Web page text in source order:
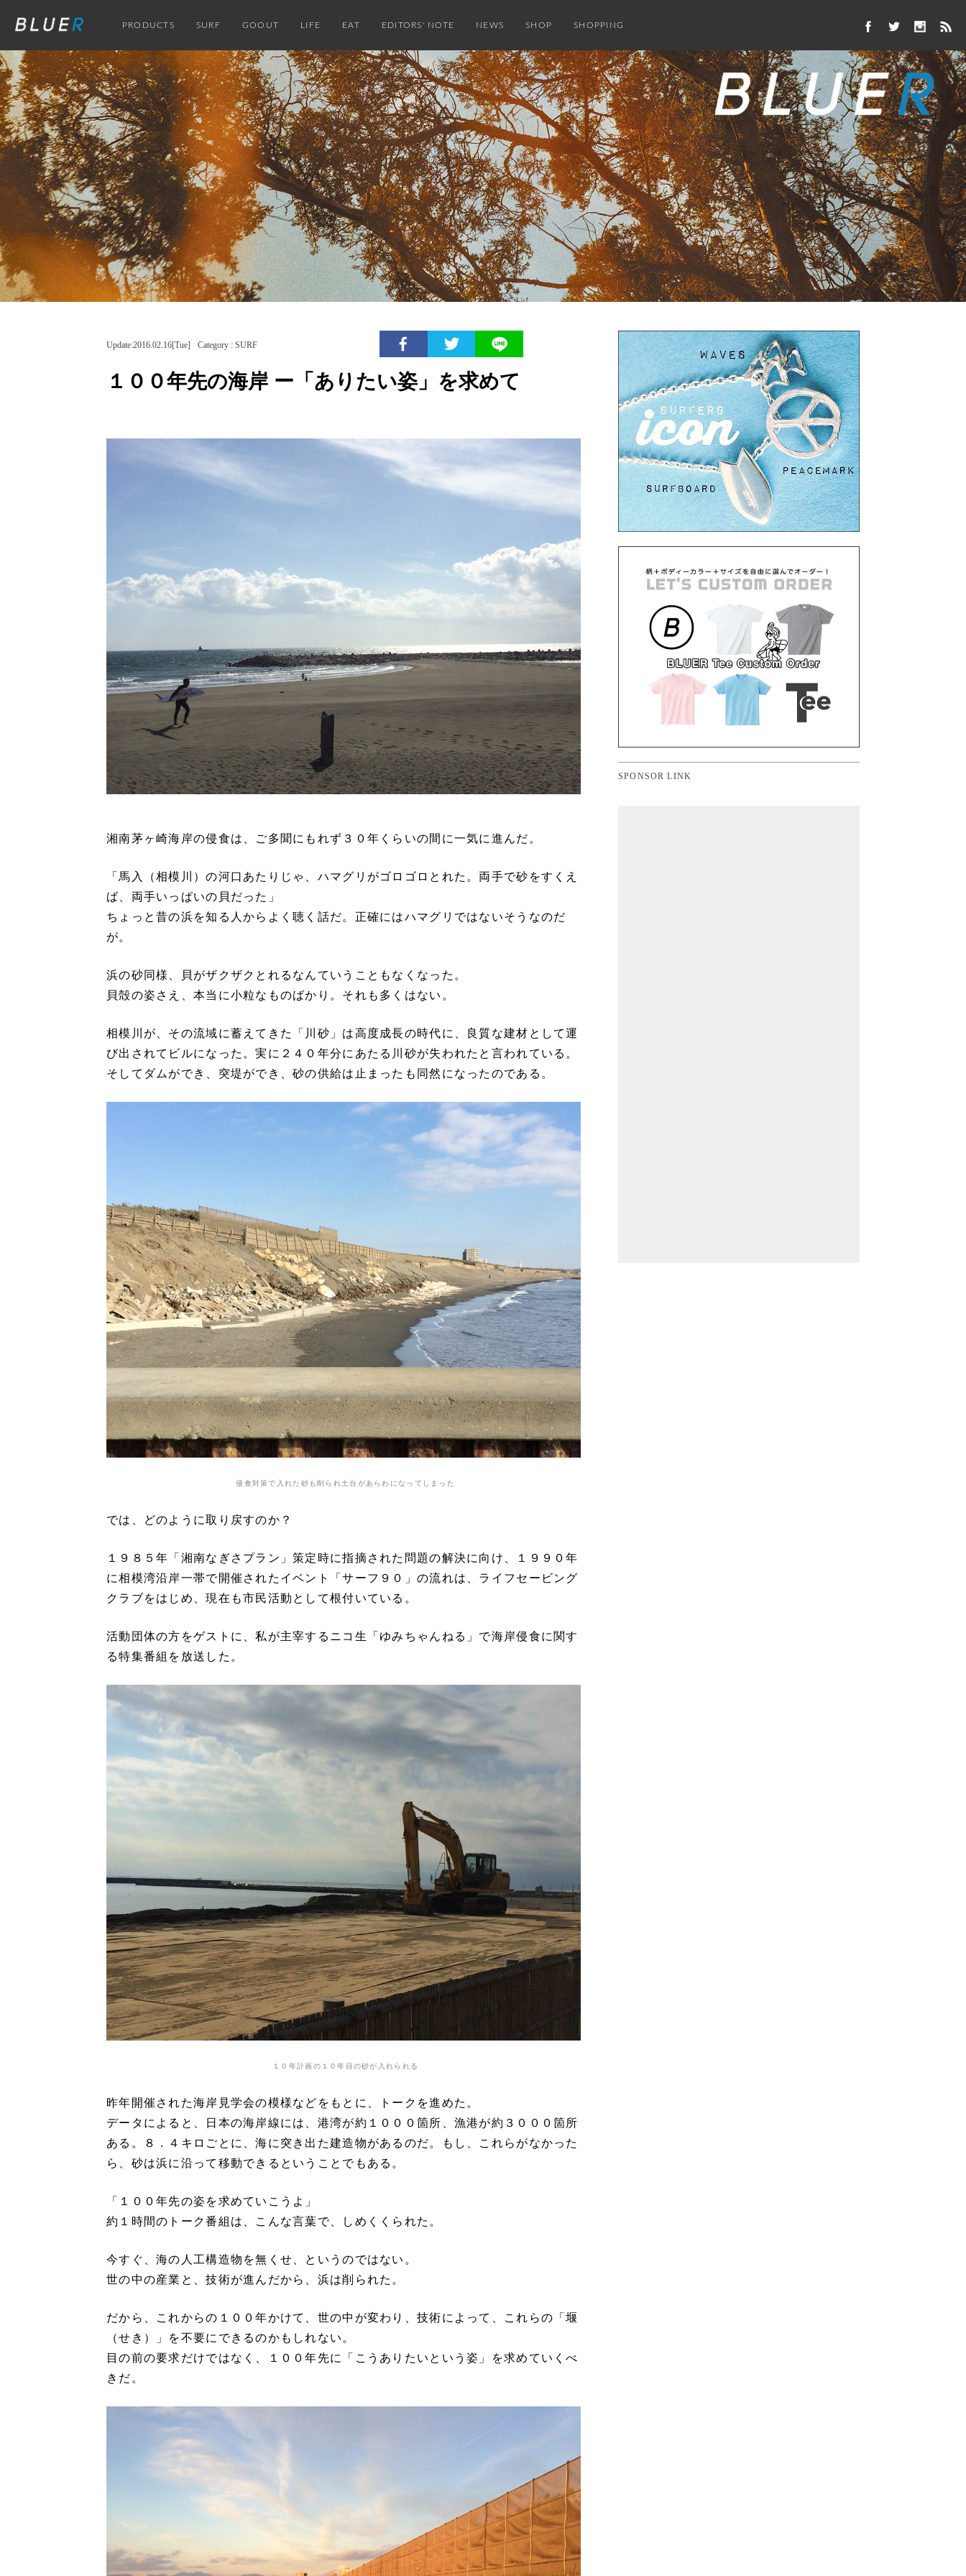
PRODUCTS SURF GOOUT LIFE EAT EDITORS' NOTE NEWS SHOP SHOPPING
Update:2016.02.16[Tue] Category : SURF
１００年先の海岸 ー「ありたい姿」を求めて
湘南茅ヶ崎海岸の侵食は、ご多聞にもれず３０年くらいの間に一気に進んだ。
「馬入（相模川）の河口あたりじゃ、ハマグリがゴロゴロとれた。両手で砂をすくえ
ば、両手いっぱいの貝だった」
ちょっと昔の浜を知る人からよく聴く話だ。正確にはハマグリではないそうなのだ
が。
浜の砂同様、貝がザクザクとれるなんていうこともなくなった。
貝殻の姿さえ、本当に小粒なものばかり。それも多くはない。
相模川が、その流域に蓄えてきた「川砂」は高度成長の時代に、良質な建材として運
び出されてビルになった。実に２４０年分にあたる川砂が失われたと言われている。
そしてダムができ、突堤ができ、砂の供給は止まったも同然になったのである。
侵食対策で入れた砂も削られ土台があらわになってしまった
では、どのように取り戻すのか？
１９８５年「湘南なぎさプラン」策定時に指摘された問題の解決に向け、１９９０年
に相模湾沿岸一帯で開催されたイベント「サーフ９０」の流れは、ライフセービング
クラブをはじめ、現在も市民活動として根付いている。
活動団体の方をゲストに、私が主宰するニコ生「ゆみちゃんねる」で海岸侵食に関す
る特集番組を放送した。
１０年計画の１０年目の砂が入れられる
昨年開催された海岸見学会の模様などをもとに、トークを進めた。
データによると、日本の海岸線には、港湾が約１０００箇所、漁港が約３０００箇所
ある。８．４キロごとに、海に突き出た建造物があるのだ。もし、これらがなかった
ら、砂は浜に沿って移動できるということでもある。
「１００年先の姿を求めていこうよ」
約１時間のトーク番組は、こんな言葉で、しめくくられた。
今すぐ、海の人工構造物を無くせ、というのではない。
世の中の産業と、技術が進んだから、浜は削られた。
だから、これからの１００年かけて、世の中が変わり、技術によって、これらの「堰
（せき）」を不要にできるのかもしれない。
目の前の要求だけではなく、１００年先に「こうありたいという姿」を求めていくべ
きだ。
SPONSOR LINK